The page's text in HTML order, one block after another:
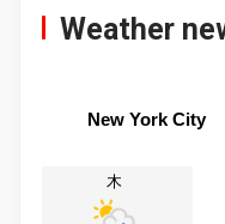
Weather
New York City
木